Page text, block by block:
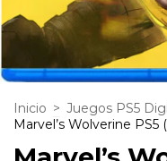
Inicio > Juegos PS5
Marvel’s Wolverine PS5